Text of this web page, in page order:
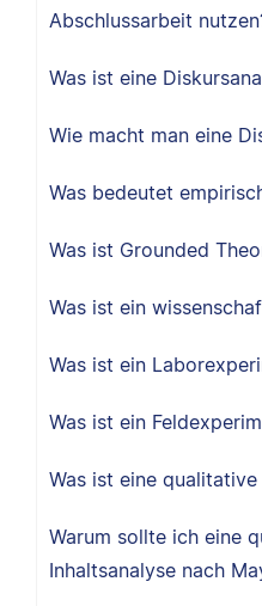
Abschlussarbeit
Was ist eine
Wie macht man eine
Was bedeutet
Was ist Grounded
Was ist ein
Was ist ein
Was ist ein
Was ist eine qualitative
Warum sollte ich eine
Inhaltsanalyse nach